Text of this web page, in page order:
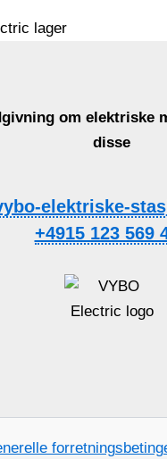
om elektriske
disse
elektriske-
+4915 123 569